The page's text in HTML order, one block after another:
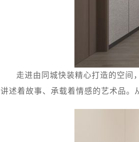
走进由同城快装精心打造的空间
讲述着故事、承载着情感的艺术品。